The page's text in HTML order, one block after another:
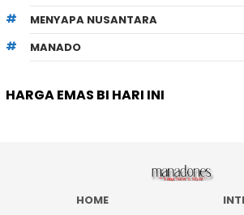
MENYAPA NUSANTARA
MANADO
HARGA EMAS BI HARI INI
HOME